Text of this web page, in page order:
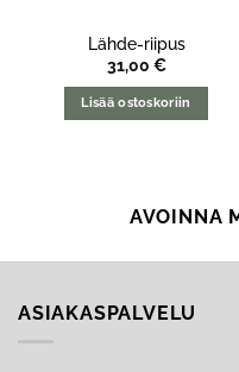
Lähde-riipus
31,00 €
Lisää ostoskoriin
AVOINNA
ASIAKASPALVELU